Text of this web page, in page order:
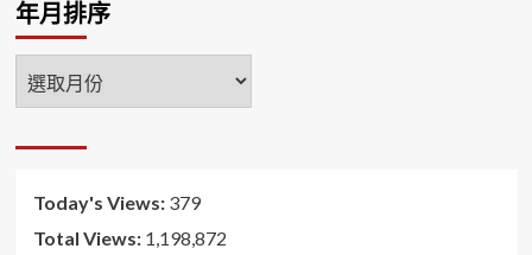
年月排序
年
月
Today's Views: 379
Total Views: 1,198,872